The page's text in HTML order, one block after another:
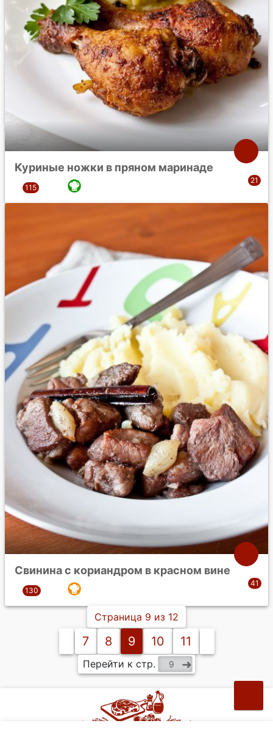
Куриные ножки в пряном маринаде
Свинина с кориандром в красном вине
Страница 9 из 12
7 8 9 10 11
Перейти к стр.